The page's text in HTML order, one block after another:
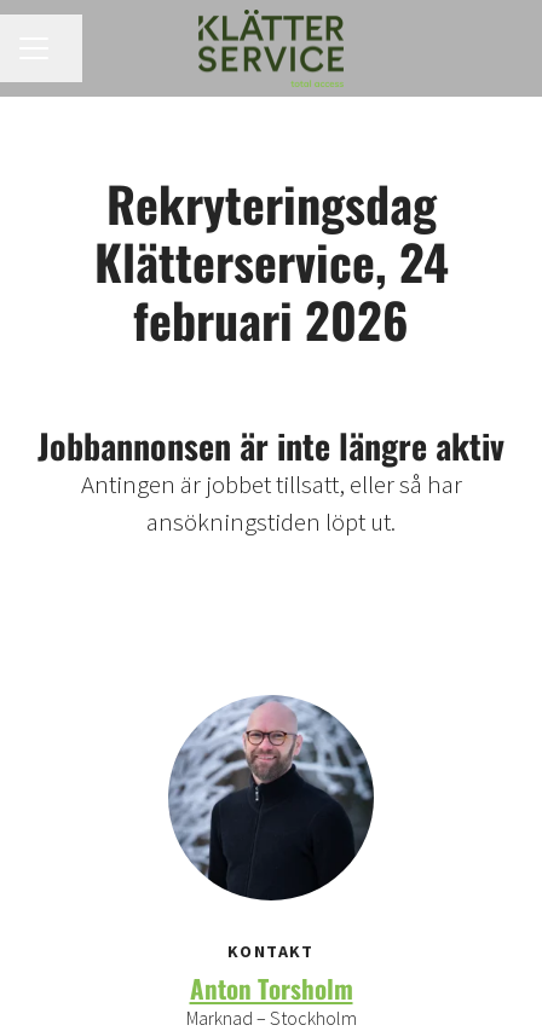
Rekryteringsdag
Klätterservice, 24
februari 2026
Jobbannonsen är inte längre aktiv
Antingen är jobbet tillsatt, eller så har
ansökningstiden löpt ut.
KONTAKT
Anton Torsholm
Marknad – Stockholm